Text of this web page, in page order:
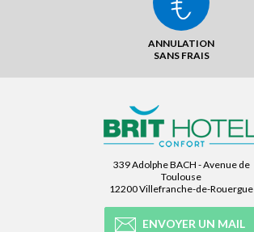
ANNULATION
SANS FRAIS
339 Adolphe BACH - Avenue de
Toulouse
12200 Villefranche-de-Rouergue
ENVOYER UN MAIL